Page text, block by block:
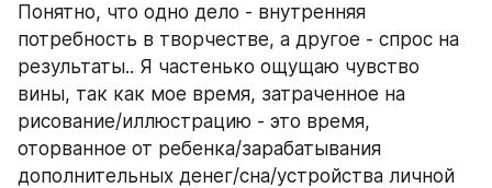
Понятно, что одно дело - внутренняя
потребность в творчестве, а другое - спрос на
результаты.. Я частенько ощущаю чувство
вины, так как мое время, затраченное на
рисование/иллюстрацию - это время,
оторванное от ребенка/зарабатывания
дополнительных денег/сна/устройства личной